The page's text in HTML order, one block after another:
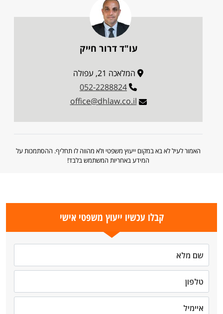
עו"ד דרור חייק
המלאכה 21, עפולה
052-2288824
office@dhlaw.co.il
האמור לעיל לא בא במקום ייעוץ משפטי ולא מהווה לו תחליף. ההסתמכות על
המידע באחריות המשתמש בלבד!
קבלו עכשיו ייעוץ משפטי אישי